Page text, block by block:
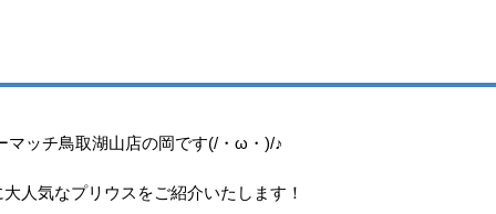
マッチ鳥取湖山店の岡です(/・ω・)/♪
人気なプリウスをご紹介いたします！